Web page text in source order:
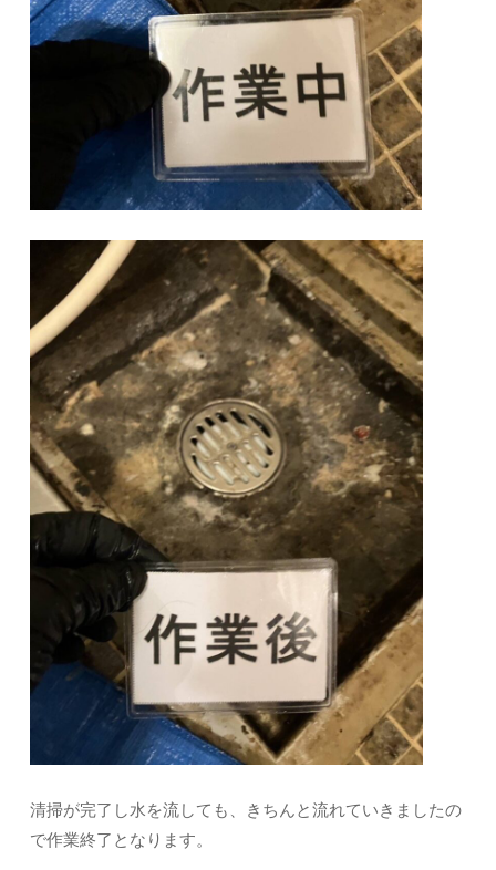
清掃が完了し水を流しても、きちんと流れていきましたの
で作業終了となります。